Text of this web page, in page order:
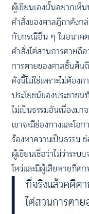
ผู้เขียนเองนั้นอยากเห็
คำสั่งของศาลฎีกาดังก
กับกรณีอื่น ๆ ในอนาคต
คำสั่งไต่สวนการตายถือ
การตายของศาลชั้นต้
ดังนี้ไม่ใช่เพราะไม่ต้อ
ประโยชน์ของประชาช
ไม่เป็นธรรมอันเนื่องมา
เขาจะมีช่องทางและโอ
ร้องหาความเป็นธรรม
ผู้เขียนเชื่อว่าไม่ว่าระบ
โหว่และมีผู้เสียหายที่ต
ที่จริงแล้วคดีต
ไต่สวนการตา